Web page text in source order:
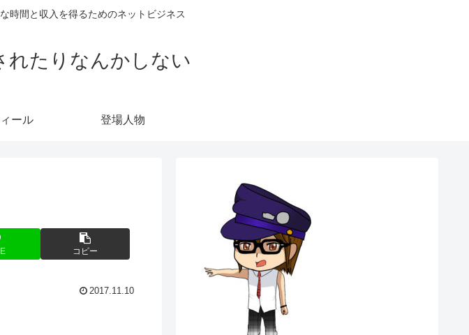
時間と収入を得るためのネットビジネス
れたりなんかしない
ール 登場人物
コピー
2017.11.10